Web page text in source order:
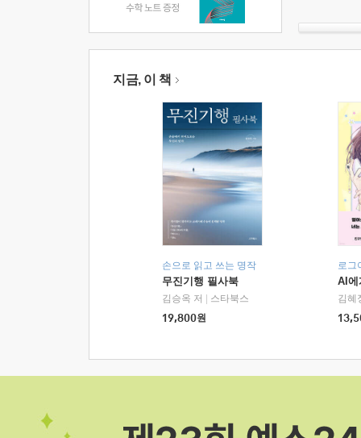
지금, 이 책
손으로 읽고 쓰는 명작
무진기행 필사북
김승옥 저
스타북스
19,800원
로그
AI에
김혜